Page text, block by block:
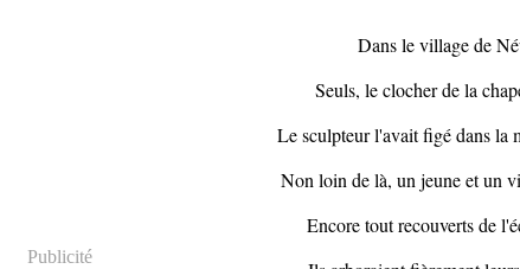
Publicité
Dans le village de
Seuls, le clocher de la
Le sculpteur l'avait figé dans la
Non loin de là, un jeune et un
Encore tout recouverts de